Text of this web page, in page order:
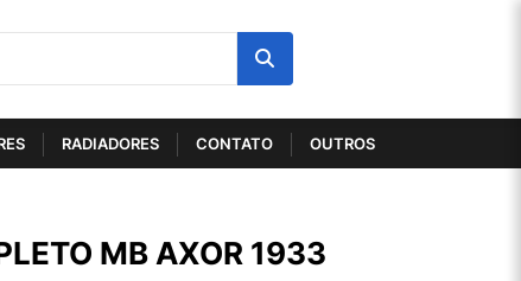
RADIADORES CONTATO OUTROS
MB AXOR 1933